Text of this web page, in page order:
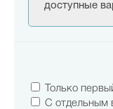
доступные
Только
С отдельным